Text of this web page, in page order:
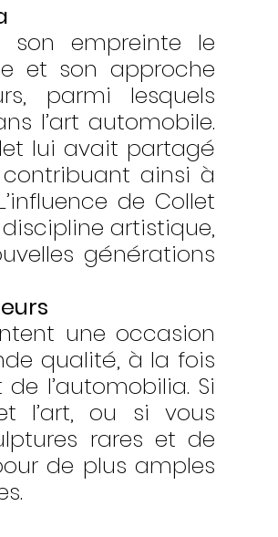
empreinte le
et son approche
parmi lesquels
l’art automobile.
lui avait partagé
ainsi à
de Collet
artistique,
générations
une occasion
qualité, à la fois
l’automobilia. Si
l’art, ou si vous
rares et de
de plus amples